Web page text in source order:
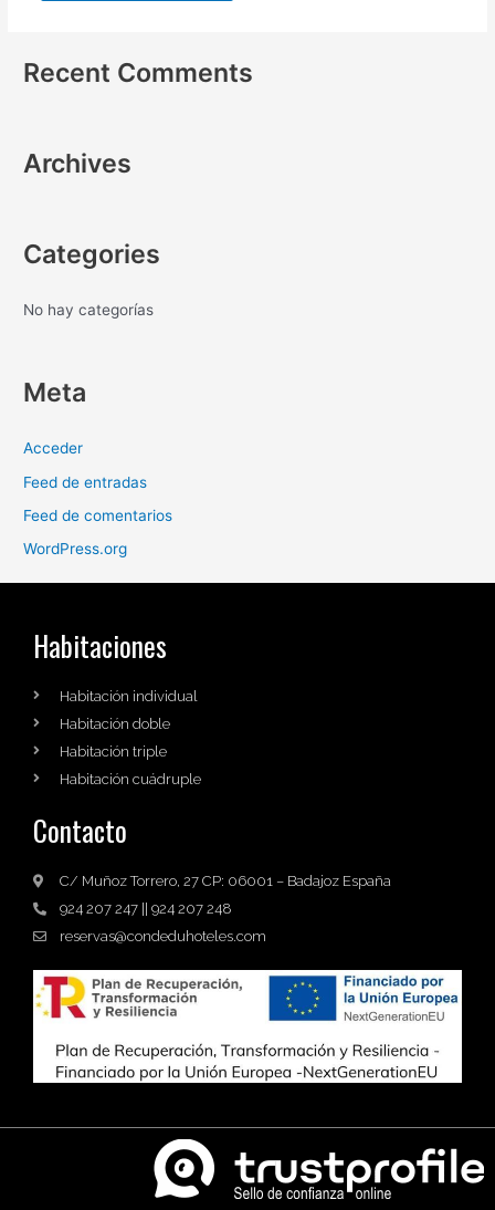
Recent Comments
Archives
Categories
No hay categorías
Meta
Acceder
Feed de entradas
Feed de comentarios
WordPress.org
Habitaciones
Habitación individual
Habitación doble
Habitación triple
Habitación cuádruple
Contacto
C/ Muñoz Torrero, 27 CP: 06001 – Badajoz España
924 207 247 || 924 207 248
reservas@condeduhoteles.com